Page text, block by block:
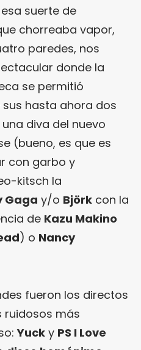
suerte de
chorreaba vapor,
paredes, nos
donde la
se permitió
hasta ahora dos
diva del nuevo
(bueno, es que es
con garbo y
kitsch la
Gaga y/o Björk con la
de Kazu Makino
) o Nancy
fueron los directos
ruidosos más
Yuck y PS I Love